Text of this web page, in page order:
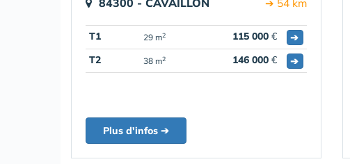
84300 - CAVAILLON ➔ 54 km
T1 29 m2 115 000 €
➔
T2
38 m2 146 000 € ➔
Plus d'infos ➔